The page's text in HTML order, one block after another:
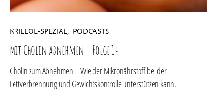
KRILLÖL-SPEZIAL PODCASTS
Mit Cholin abnehmen – Folge 14
Cholin zum Abnehmen – Wie der Mikronährstoff bei der
Fettverbrennung und Gewichtskontrolle unterstützen kann.